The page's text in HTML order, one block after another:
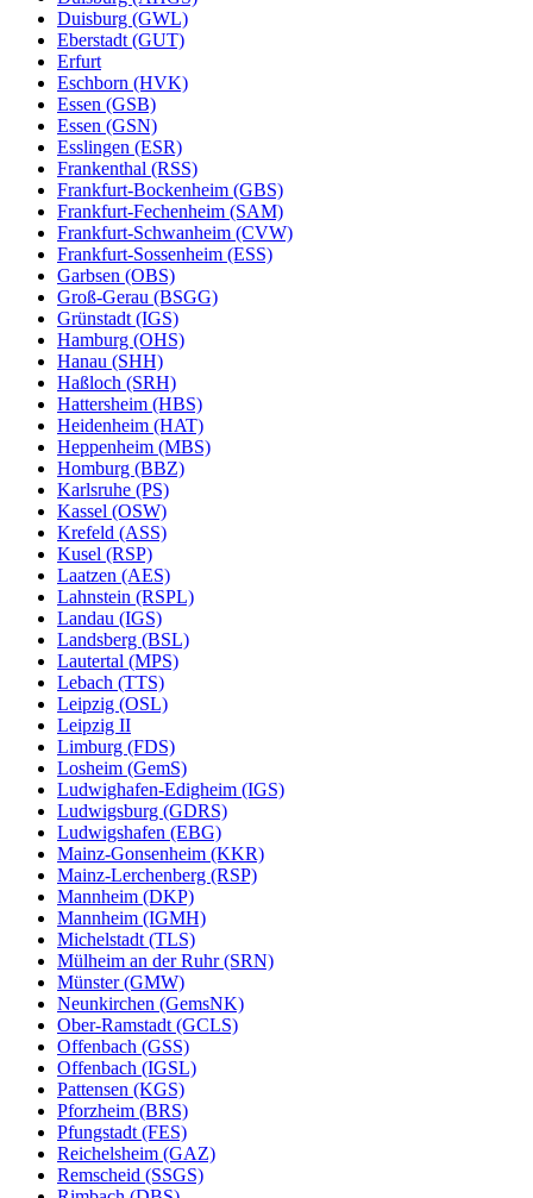
Duisburg (GWL)
Eberstadt (GUT)
Erfurt
Eschborn (HVK)
Essen (GSB)
Essen (GSN)
Esslingen (ESR)
Frankenthal (RSS)
Frankfurt-Bockenheim (GBS)
Frankfurt-Fechenheim (SAM)
Frankfurt-Schwanheim (CVW)
Frankfurt-Sossenheim (ESS)
Garbsen (OBS)
Groß-Gerau (BSGG)
Grünstadt (IGS)
Hamburg (OHS)
Hanau (SHH)
Haßloch (SRH)
Hattersheim (HBS)
Heidenheim (HAT)
Heppenheim (MBS)
Homburg (BBZ)
Karlsruhe (PS)
Kassel (OSW)
Krefeld (ASS)
Kusel (RSP)
Laatzen (AES)
Lahnstein (RSPL)
Landau (IGS)
Landsberg (BSL)
Lautertal (MPS)
Lebach (TTS)
Leipzig (OSL)
Leipzig II
Limburg (FDS)
Losheim (GemS)
Ludwighafen-Edigheim (IGS)
Ludwigsburg (GDRS)
Ludwigshafen (EBG)
Mainz-Gonsenheim (KKR)
Mainz-Lerchenberg (RSP)
Mannheim (DKP)
Mannheim (IGMH)
Michelstadt (TLS)
Mülheim an der Ruhr (SRN)
Münster (GMW)
Neunkirchen (GemsNK)
Ober-Ramstadt (GCLS)
Offenbach (GSS)
Offenbach (IGSL)
Pattensen (KGS)
Pforzheim (BRS)
Pfungstadt (FES)
Reichelsheim (GAZ)
Remscheid (SSGS)